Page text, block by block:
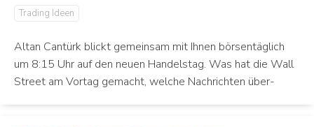
Trading Ideen
Altan Cantürk blickt gemeinsam mit Ihnen börsentäglich
um 8:15 Uhr auf den neuen Handelstag. Was hat die Wall
Street am Vortag gemacht, welche Nachrichten über-